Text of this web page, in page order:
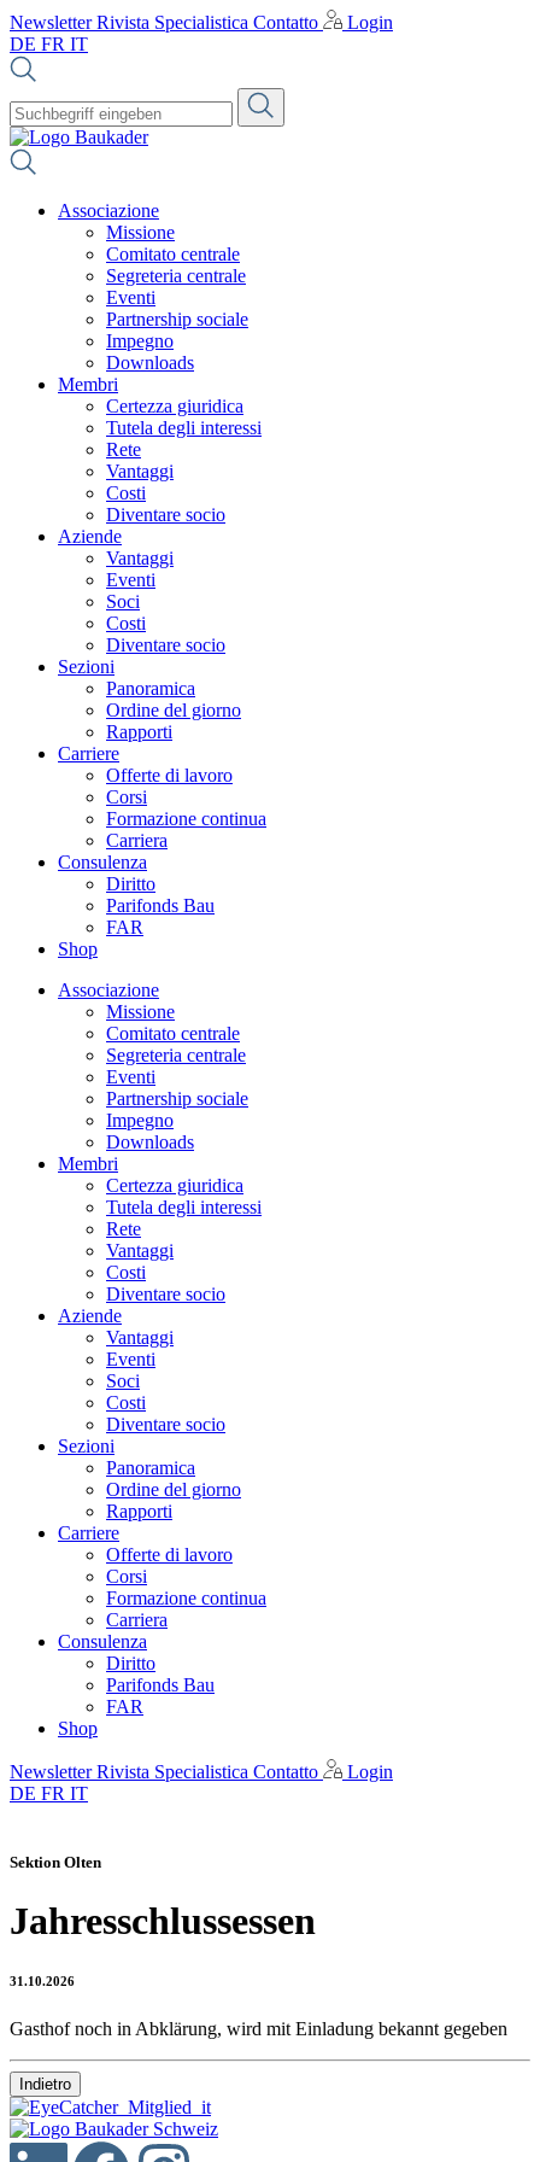
NewsletterRivista Specialistica Contatto
Login
DE FR IT
Associazione
Missione
Comitato centrale
Segreteria centrale
Eventi
Partnership sociale
Impegno
Downloads
Membri
Certezza giuridica
Tutela degli interessi
Rete
Vantaggi
Costi
Diventare socio
Aziende
Vantaggi
Eventi
Soci
Costi
Diventare socio
Sezioni
Panoramica
Ordine del giorno
Rapporti
Carriere
Offerte di lavoro
Corsi
Formazione continua
Carriera
Consulenza
Diritto
Parifonds Bau
FAR
Shop
Associazione
Missione
Comitato centrale
Segreteria centrale
Eventi
Partnership sociale
Impegno
Downloads
Membri
Certezza giuridica
Tutela degli interessi
Rete
Vantaggi
Costi
Diventare socio
Aziende
Vantaggi
Eventi
Soci
Costi
Diventare socio
Sezioni
Panoramica
Ordine del giorno
Rapporti
Carriere
Offerte di lavoro
Corsi
Formazione continua
Carriera
Consulenza
Diritto
Parifonds Bau
FAR
Shop
NewsletterRivista Specialistica Contatto
Login
DE FR IT
Sektion Olten
Jahresschlussessen
31.10.2026
Gasthof noch in Abklärung, wird mit Einladung bekannt gegeben
Indietro